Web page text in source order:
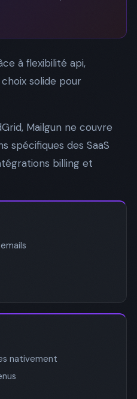
à flexibilité api,
solide pour
Mailgun ne couvre
spécifiques des SaaS
billing et
nativement